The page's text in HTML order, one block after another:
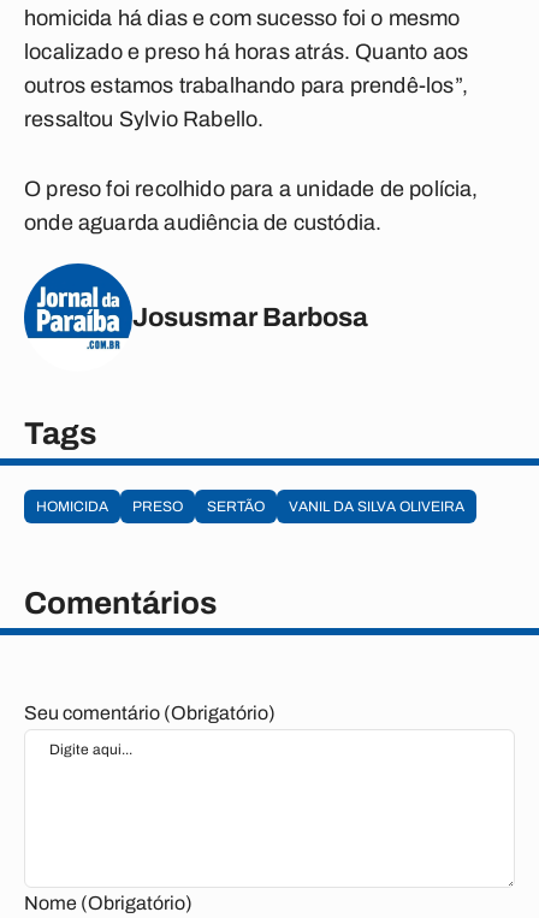
homicida há dias e com sucesso foi o mesmo
localizado e preso há horas atrás. Quanto aos
outros estamos trabalhando para prendê-los”,
ressaltou Sylvio Rabello.
O preso foi recolhido para a unidade de polícia,
onde aguarda audiência de custódia.
Josusmar Barbosa
Tags
HOMICIDA PRESO SERTÃO VANIL DA SILVA OLIVEIRA
Comentários
Seu comentário (Obrigatório)
Nome (Obrigatório)